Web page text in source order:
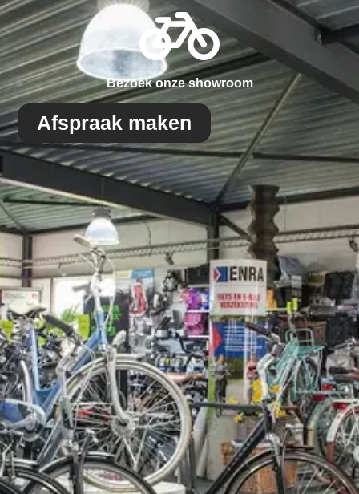
Bezoek onze showroom
Afspraak maken